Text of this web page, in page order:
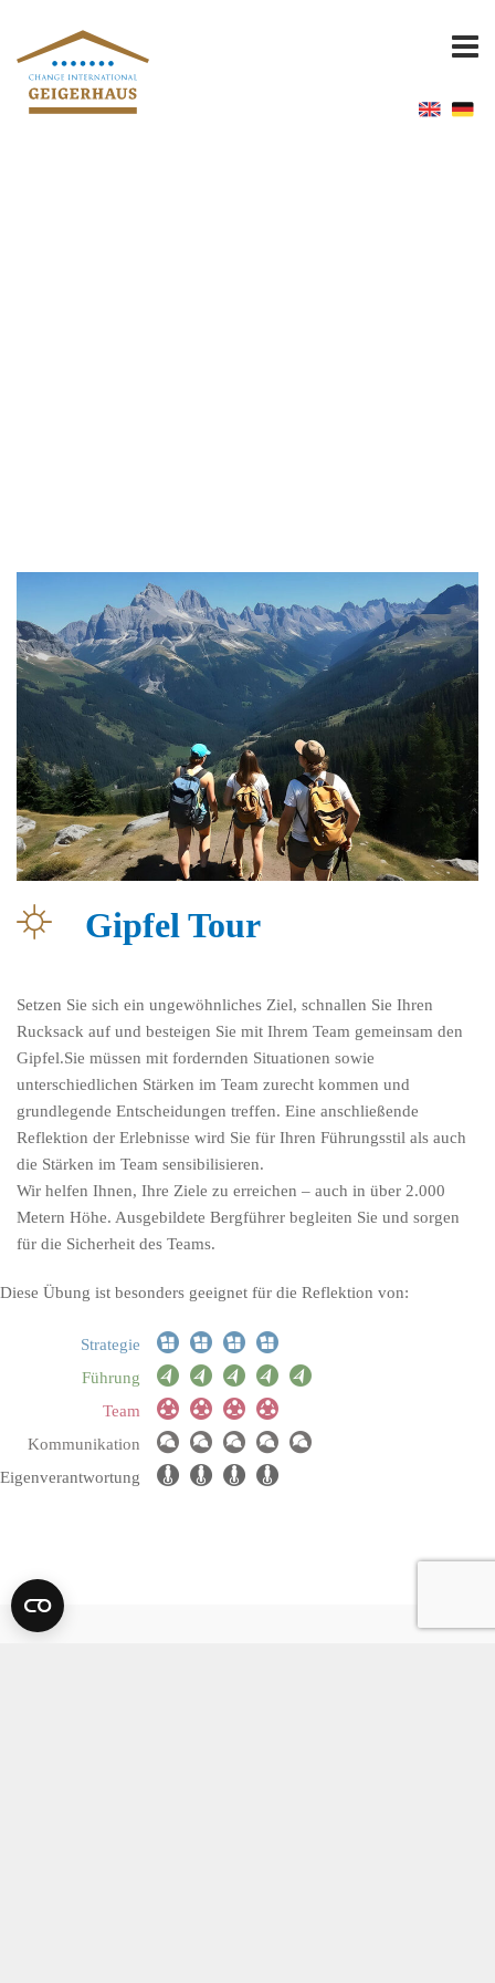
Gipfel Tour
Setzen Sie sich ein ungewöhnliches Ziel, schnallen Sie Ihren
Rucksack auf und besteigen Sie mit Ihrem Team gemeinsam den
Gipfel.Sie müssen mit fordernden Situationen sowie
unterschiedlichen Stärken im Team zurecht kommen und
grundlegende Entscheidungen treffen. Eine anschließende
Reflektion der Erlebnisse wird Sie für Ihren Führungsstil als auch
die Stärken im Team sensibilisieren.
Wir helfen Ihnen, Ihre Ziele zu erreichen – auch in über 2.000
Metern Höhe. Ausgebildete Bergführer begleiten Sie und sorgen
für die Sicherheit des Teams.
Diese Übung ist besonders geeignet für die Reflektion von:
Strategie
Führung
Team
Kommunikation
Eigenverantwortung